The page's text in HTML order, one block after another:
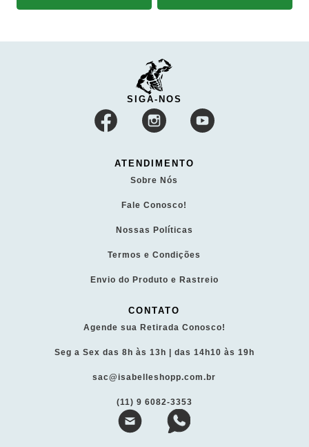
SIGA-NOS
ATENDIMENTO
Sobre Nós
Fale Conosco!
Nossas Políticas
Termos e Condições
Envio do Produto e Rastreio
CONTATO
Agende sua Retirada Conosco!
Seg a Sex das 8h às 13h | das 14h10 às 19h
sac@isabelleshopp.com.br
(11) 9 6082-3353